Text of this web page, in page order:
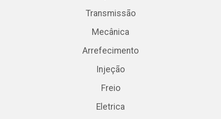
Transmissão
Mecânica
Arrefecimento
Injeção
Freio
Eletrica